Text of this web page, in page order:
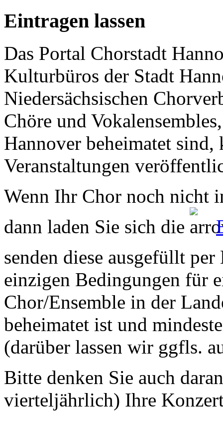
Eintragen lassen
Das Portal Chorstadt
Kulturbüros der Stadt
Niedersächsischen
Chöre und
Hannover beheimatet sind,
Veranstaltungen
Wenn Ihr Chor noch nicht
dann laden Sie sich die
senden diese ausgefüllt
einzigen Bedingungen für
Chor/Ensemble in der
beheimatet ist und
(darüber lassen wir ggfls.
Bitte denken Sie auch
vierteljährlich) Ihre